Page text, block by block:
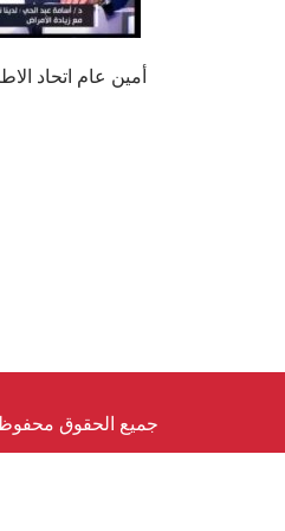
أمين عام اتحاد
جميع الحقوق